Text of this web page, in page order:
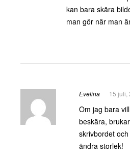
kan bara skära
man gör när man
Evelina 15 juli,
Om jag bara
beskära,
skrivbordet
ändra storlek!